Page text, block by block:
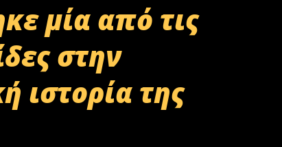
μία από τις
στην
ιστορία της